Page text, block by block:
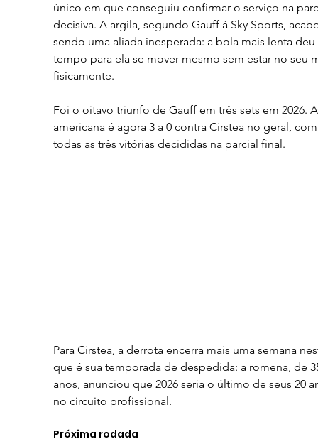
único em que conseguiu confirmar o serviço na
decisiva. A argila, segundo Gauff à Sky Sports,
sendo uma aliada inesperada: a bola mais lenta deu
tempo para ela se mover mesmo sem estar no seu
fisicamente.
Foi o oitavo triunfo de Gauff em três sets em 2026.
americana é agora 3 a 0 contra Cirstea no geral,
todas as três vitórias decididas na parcial final.
Para Cirstea, a derrota encerra mais uma semana
que é sua temporada de despedida: a romena, de
anos, anunciou que 2026 seria o último de seus 20
no circuito profissional.
Próxima rodada